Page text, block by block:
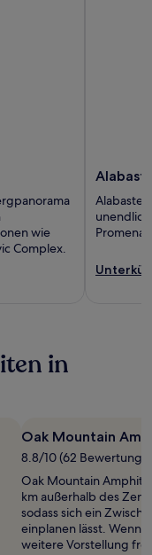
wie
Complex.
Alabaster
unendlich
in
Oak Mountain
8.8/10 (62
Oak Mountain
km außerhalb des
sodass sich ein
einplanen lässt. Wenn
weitere Vorstellung